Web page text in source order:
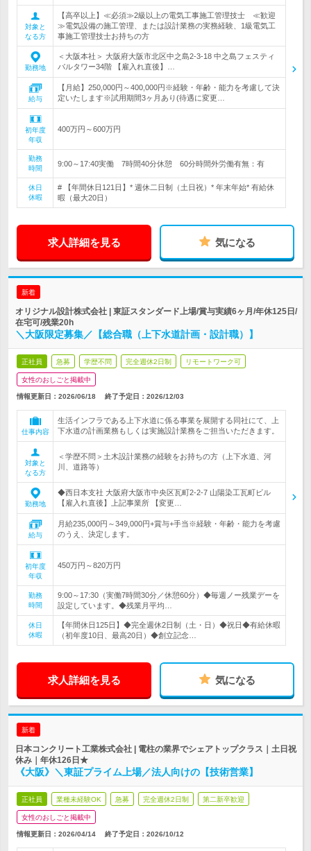
対象と
なる方
【高卒以上】≪必須≫2級以上の電気工事施工管理技士 ≪歓迎
≫電気設備の施工管理、または設計業務の実務経験、1級電気工
事施工管理技士お持ちの方
勤務地
＜大阪本社＞ 大阪府大阪市北区中之島2-3-18 中之島フェスティ
バルタワー34階 【雇入れ直後】…
給与
【月給】250,000円～400,000円※経験・年齢・能力を考慮して決
定いたします※試用期間3ヶ月あり(待遇に変更…
初年度
年収
400万円～600万円
勤務
時間
9:00～17:40実働 7時間40分休憩 60分時間外労働有無：有
休日
休暇
# 【年間休日121日】* 週休二日制（土日祝）* 年末年始* 有給休
暇（最大20日）
求人詳細を見る 気になる
新着
オリジナル設計株式会社 | 東証スタンダード上場/賞与実績6ヶ月/年休125日/
在宅可/残業20h
＼大阪限定募集／【総合職（上下水道計画・設計職）】
正社員 急募 学歴不問 完全週休2日制 リモートワーク可
女性のおしごと掲載中
情報更新日：2026/06/18 終了予定日： 2026/12/03
仕事内容
生活インフラである上下水道に係る事業を展開する同社にて、上
下水道の計画業務もしくは実施設計業務をご担当いただきます。
対象と
なる方
＜学歴不問＞土木設計業務の経験をお持ちの方（上下水道、河
川、道路等）
勤務地
◆西日本支社 大阪府大阪市中央区瓦町2-2-7 山陽染工瓦町ビル
【雇入れ直後】上記事業所 【変更…
給与
月給235,000円～349,000円+賞与+手当※経験・年齢・能力を考慮
のうえ、決定します。
初年度
年収
450万円～820万円
勤務
時間
9:00～17:30（実働7時間30分／休憩60分）◆毎週ノー残業デーを
設定しています。◆残業月平均…
休日
休暇
【年間休日125日】◆完全週休2日制（土・日）◆祝日◆有給休暇
（初年度10日、最高20日）◆創立記念…
求人詳細を見る 気になる
新着
日本コンクリート工業株式会社 | 電柱の業界でシェアトップクラス｜土日祝
休み｜年休126日★
《大阪》＼東証プライム上場／法人向けの【技術営業】
正社員 業種未経験OK 急募 完全週休2日制 第二新卒歓迎
女性のおしごと掲載中
情報更新日：2026/04/14 終了予定日： 2026/10/12